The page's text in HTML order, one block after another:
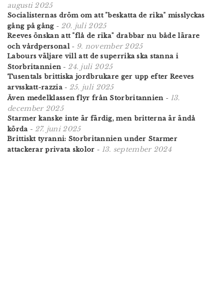
augusti 2025
Socialisternas dröm om att "beskatta de rika" misslyckas
gång på gång- 20. juli 2025
Reeves önskan att "flå de rika" drabbar nu både lärare
och vårdpersonal- 9. november 2025
Labours väljare vill att de superrika ska stanna i
Storbritannien - 24. juli 2025
Tusentals brittiska jordbrukare ger upp efter Reeves
arvsskatt-razzia- 25. juli 2025
Även medelklassen flyr från Storbritannien - 13.
december 2025
Starmer kanske inte är färdig, men britterna är ändå
körda - 27. juni 2025
Brittiskt tyranni: Storbritannien under Starmer
attackerar privata skolor - 13. september 2024